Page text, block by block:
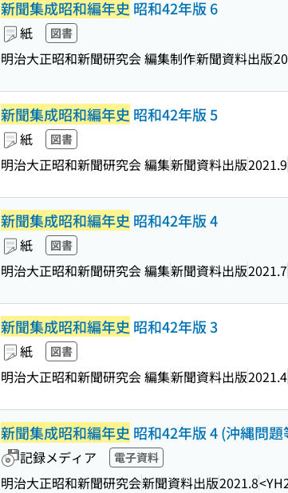
新聞集成昭和編年史 昭和42年版 6
紙 図書
明治大正昭和新聞研究会 編集制作新聞資料出版
新聞集成昭和編年史 昭和42年版 5
紙 図書
明治大正昭和新聞研究会 編集新聞資料出版2021.9
新聞集成昭和編年史 昭和42年版 4
紙 図書
明治大正昭和新聞研究会 編集新聞資料出版2021.7
新聞集成昭和編年史 昭和42年版 3
紙 図書
明治大正昭和新聞研究会 編集新聞資料出版2021.4
新聞集成昭和編年史 昭和42年版 4 (沖縄問
記録メディア 電子資料
明治大正昭和新聞研究会新聞資料出版2021.8